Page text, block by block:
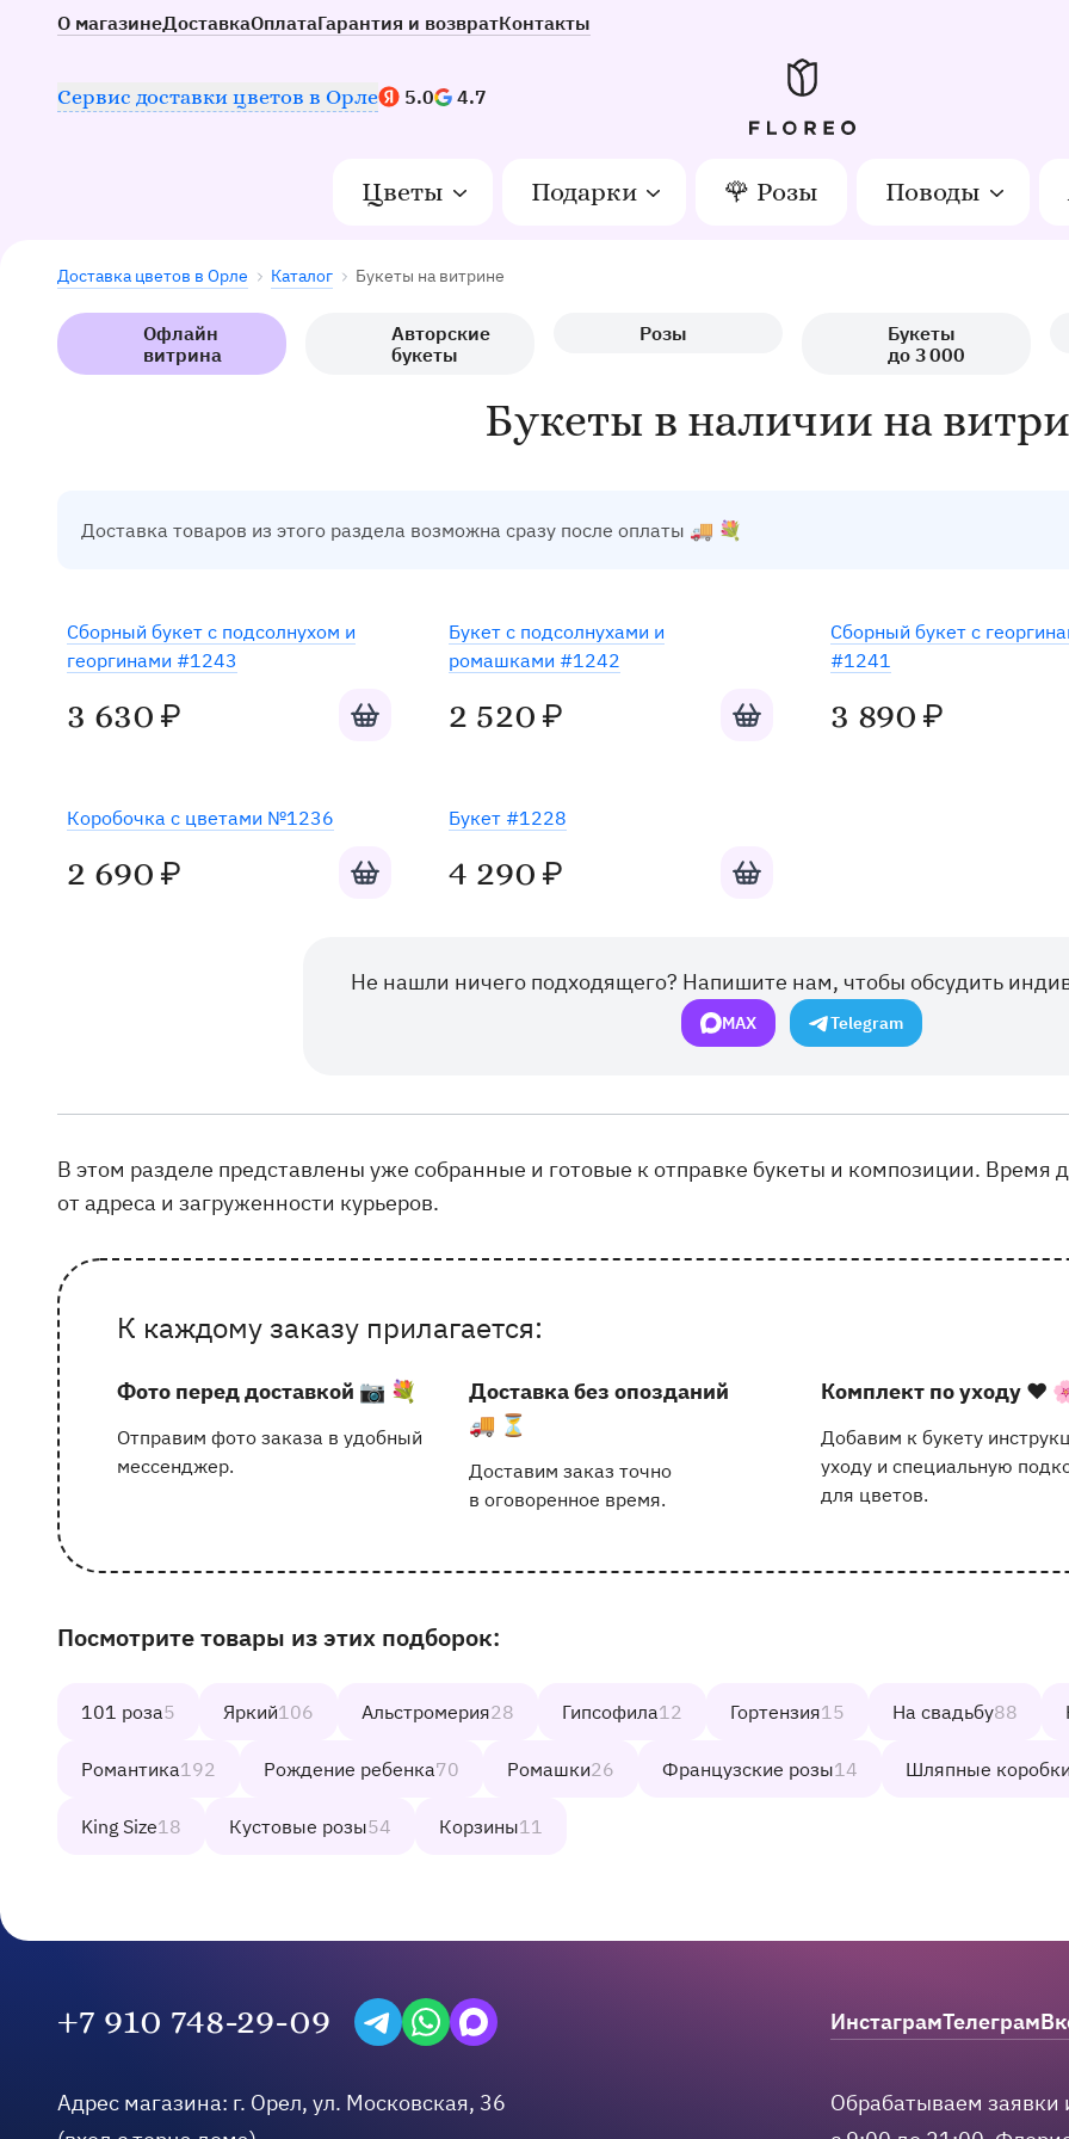
О магазинеДоставкаОплатаГарантия и возвратКонтакты
Сервис доставки цветов в ОрлеНаш рейтинг:
5.0 4.7
Цветы Подарки 🌹 Розы Поводы
Доставка цветов в Орле Каталог Букеты на витрине
Офлайн
витрина
Авторские
букеты
Розы
Букеты
до 3 000
Букеты в наличии на
Доставка товаров из этого раздела возможна сразу после оплаты 🚚 💐
Сборный букет с подсолнухом и
георгинами #1243
3 630 ₽ Добавить в корзину
Букет с подсолнухами и
ромашками #1242
2 520 ₽ Добавить в корзину
Сборный букет с
#1241
3 890 ₽
Коробочка с цветами №1236
Готов к отправке
2 690 ₽ Добавить в корзину
Букет #1228
4 290 ₽ Добавить в корзину
Не нашли ничего подходящего? Напишите нам, чтобы обсудить
MAX Telegram
Готовые букеты в наличии на витрине в салоне FLOREO
В этом разделе представлены уже собранные и готовые к отправке букеты и композиции. Время
от адреса и загруженности курьеров.
Почему выбирают Флорео
К каждому заказу прилагается:
Фото перед доставкой 📷 💐
Отправим фото заказа в удобный
мессенджер.
Доставка без опозданий
🚚 ⏳
Доставим заказ точно
в оговоренное время.
Комплект по уходу ❤️
Добавим к букету
уходу и специальную
для цветов.
Наши другие подборки товаров на сайте
Посмотрите товары из этих подборок:
101 роза5 Яркий106 Альстромерия28 Гипсофила12 Гортензия15 На свадьбу88
Романтика192 Рождение ребенка70 Ромашки26 Французские розы14 Шляпные коробки
King Size18 Кустовые розы54 Корзины11
+7 910 748-29-09 Написать в Telegram
Написать на WhatsApp
Написать в Max
Адрес магазина: г. Орел, ул. Московская, 36
Мы в соцсетях
ИнстаграмТелеграм
Обрабатываем